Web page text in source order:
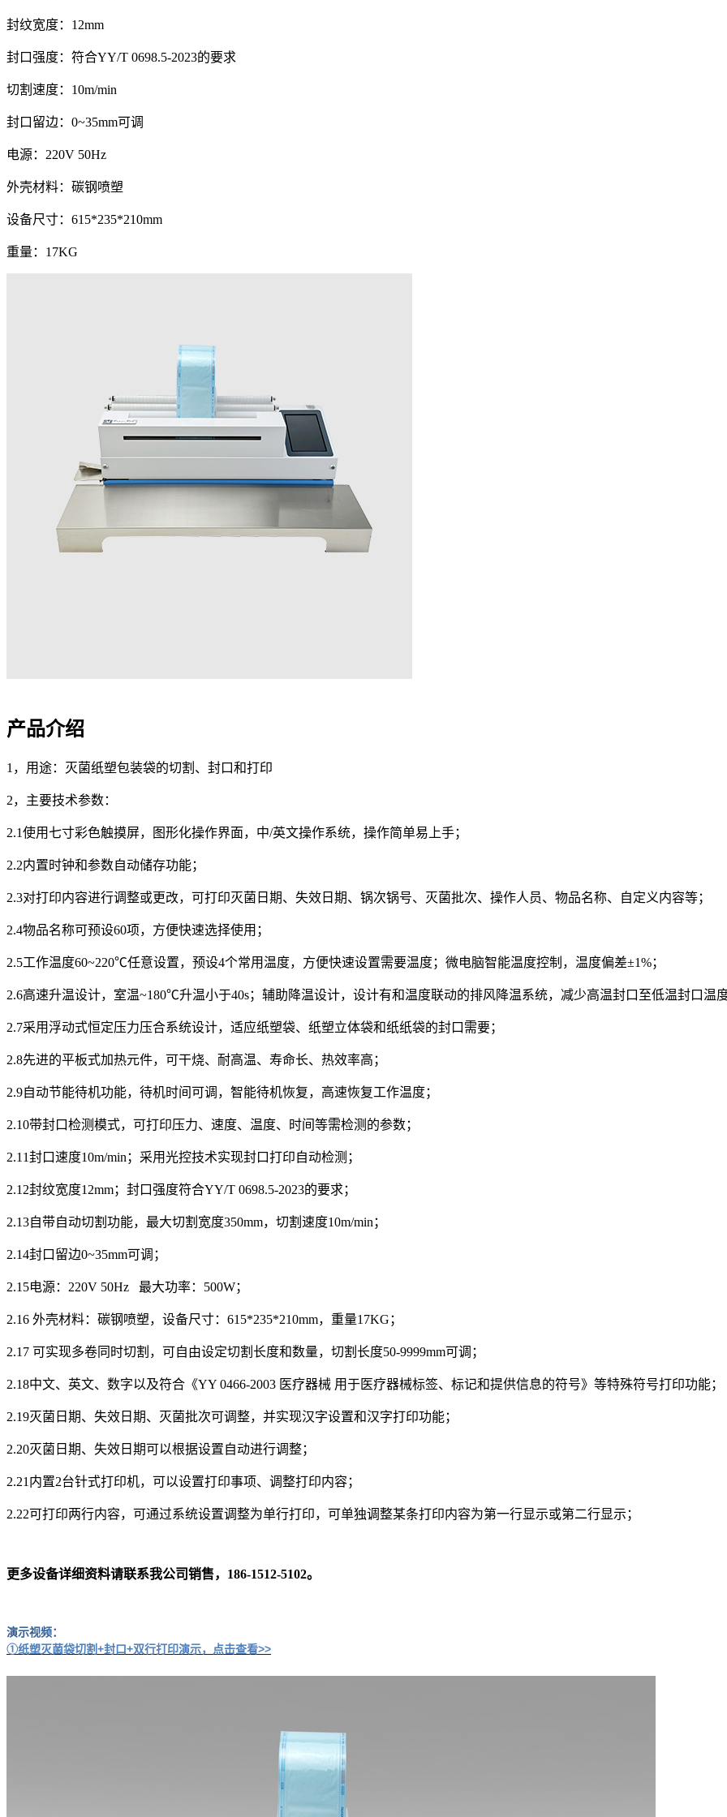
封纹宽度：12mm
封口强度：符合YY/T 0698.5-2023的要求
切割速度：10m/min
封口留边：0~35mm可调
电源：220V 50Hz
外壳材料：碳钢喷塑
设备尺寸：615*235*210mm
重量：17KG
产品介绍
1，用途：灭菌纸塑包装袋的切割、封口和打印
2，主要技术参数：
2.1使用七寸彩色触摸屏，图形化操作界面，中/英文操作系统，操作简单易上手；
2.2内置时钟和参数自动储存功能；
2.3对打印内容进行调整或更改，可打印灭菌日期、失效日期、锅次锅号、灭菌批次、操作人员、物品名称、自定义内容等；
2.4物品名称可预设60项，方便快速选择使用；
2.5工作温度60~220℃任意设置，预设4个常用温度，方便快速设置需要温度；微电脑智能温度控制，温度偏差±1%；
2.6高速升温设计，室温~180℃升温小于40s；辅助降温设计，设计有和温度联动的排风降温系统，减少高温封口至低温封口温
2.7采用浮动式恒定压力压合系统设计，适应纸塑袋、纸塑立体袋和纸纸袋的封口需要；
2.8先进的平板式加热元件，可干烧、耐高温、寿命长、热效率高；
2.9自动节能待机功能，待机时间可调，智能待机恢复，高速恢复工作温度；
2.10带封口检测模式，可打印压力、速度、温度、时间等需检测的参数；
2.11封口速度10m/min；采用光控技术实现封口打印自动检测；
2.12封纹宽度12mm；封口强度符合YY/T 0698.5-2023的要求；
2.13自带自动切割功能，最大切割宽度350mm，切割速度10m/min；
2.14封口留边0~35mm可调；
2.15电源：220V 50Hz 最大功率：500W；
2.16 外壳材料：碳钢喷塑，设备尺寸：615*235*210mm，重量17KG；
2.17 可实现多卷同时切割，可自由设定切割长度和数量，切割长度50-9999mm可调；
2.18中文、英文、数字以及符合《YY 0466-2003 医疗器械 用于医疗器械标签、标记和提供信息的符号》等特殊符号打印功能；
2.19灭菌日期、失效日期、灭菌批次可调整，并实现汉字设置和汉字打印功能；
2.20灭菌日期、失效日期可以根据设置自动进行调整；
2.21内置2台针式打印机，可以设置打印事项、调整打印内容；
2.22可打印两行内容，可通过系统设置调整为单行打印，可单独调整某条打印内容为第一行显示或第二行显示；
更多设备详细资料请联系我公司销售，186-1512-5102。
演示视频：
①纸塑灭菌袋切割+封口+双行打印演示，点击查看>>